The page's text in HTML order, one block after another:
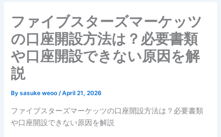
ファイブスターズマーケッツ
の口座開設方法は？必要書類
や口座開設できない原因を解
説
Bysasuke weoo/April 21, 2026
ファイブスターズマーケッツの口座開設方法は？必要書類
や口座開設できない原因を解説